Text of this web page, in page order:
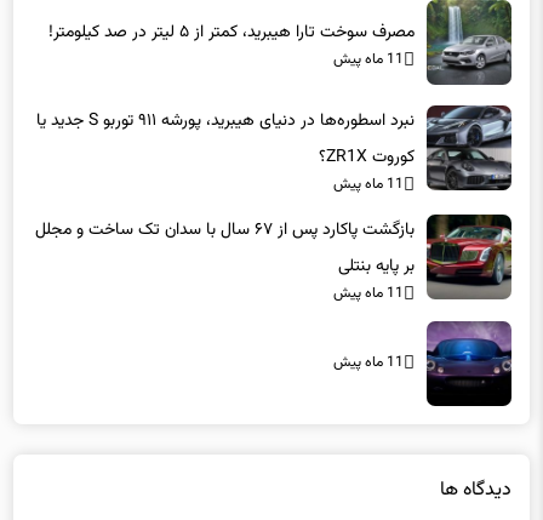
مصرف سوخت تارا هیبرید، کمتر از ۵ لیتر در صد کیلومتر!
11 ماه پیش
نبرد اسطوره‌ها در دنیای هیبرید، پورشه ۹۱۱ توربو S جدید یا
کوروت ZR1X؟
11 ماه پیش
بازگشت پاکارد پس از ۶۷ سال با سدان تک ساخت و مجلل
بر پایه بنتلی
11 ماه پیش
11 ماه پیش
دیدگاه ها